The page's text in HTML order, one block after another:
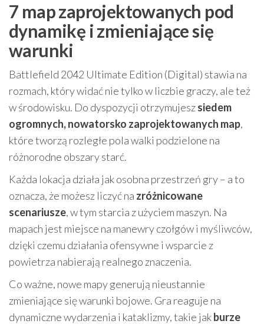
7 map zaprojektowanych pod
dynamikę i zmieniające się
warunki
Battlefield 2042 Ultimate Edition (Digital) stawia na
rozmach, który widać nie tylko w liczbie graczy, ale też
w środowisku. Do dyspozycji otrzymujeszsiedem
ogromnych, nowatorsko zaprojektowanych map,
które tworzą rozległe pola walki podzielone na
różnorodne obszary starć.
Każda lokacja działa jak osobna przestrzeń gry – a to
oznacza, że możesz liczyć na zróżnicowane
scenariusze, w tym starcia z użyciem maszyn. Na
mapach jest miejsce na manewry czołgów i myśliwców,
dzięki czemu działania ofensywne i wsparcie z
powietrza nabierają realnego znaczenia.
Co ważne, nowe mapy generują nieustannie
zmieniające się warunki bojowe. Gra reaguje na
dynamiczne wydarzenia i kataklizmy, takie jakburze